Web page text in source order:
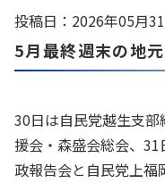
投稿日：2026年05月
5月最終週末の地
30日は自民党越生支
援会・森盛会総会、
政報告会と自民党上